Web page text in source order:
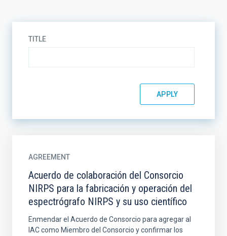
TITLE
AGREEMENT
Acuerdo de colaboración del Consorcio
NIRPS para la fabricación y operación del
espectrógrafo NIRPS y su uso científico
Enmendar el Acuerdo de Consorcio para agregar al
IAC como Miembro del Consorcio y confirmar los